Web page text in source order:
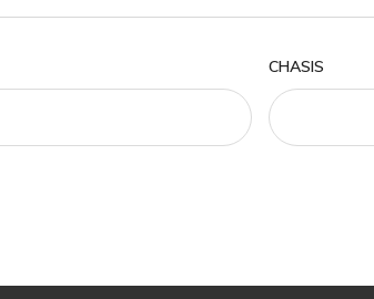
CHASIS